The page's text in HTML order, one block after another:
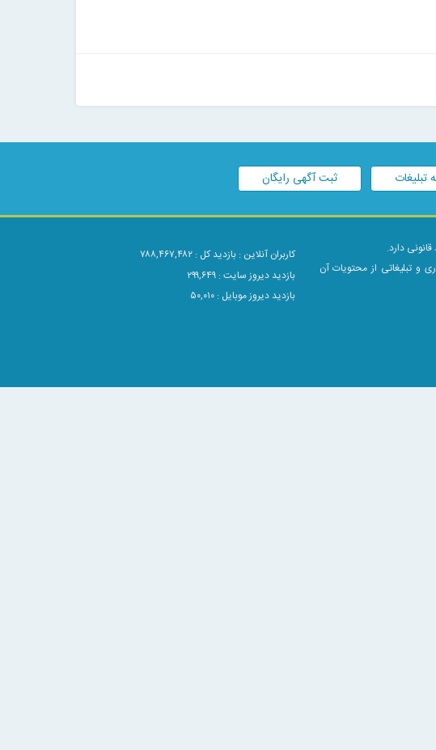
تبلیغات ثبت آگهی رایگان
دارد.
و تبلیغاتی از محتویات آن
کاربران آنلاین : بازدید کل : ۷۸۸,۴۶۷,۴۸۲
بازدید دیروز سایت : ۲۹۹,۶۴۹
بازدید دیروز موبایل : ۵۰,۰۱۰